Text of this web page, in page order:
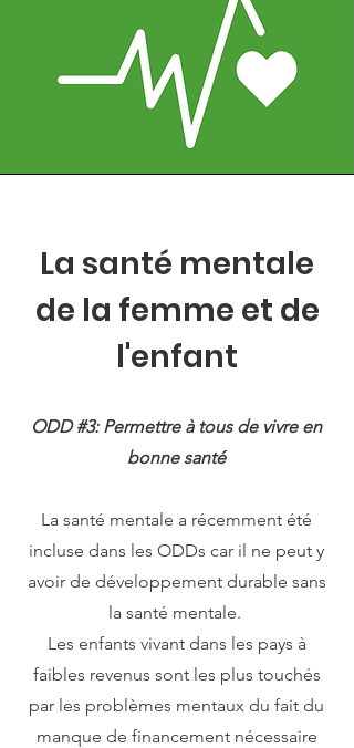
La santé mentale
de la femme et de
l'enfant
ODD #3: Permettre à tous de vivre en
bonne santé
La santé mentale a récemment été
incluse dans les ODDs car il ne peut y
avoir de développement durable sans
la santé mentale.
Les enfants vivant dans les pays à
faibles revenus sont les plus touchés
par les problèmes mentaux du fait du
manque de financement nécessaire